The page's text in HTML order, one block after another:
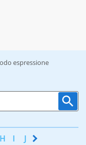
espressione
H I J K